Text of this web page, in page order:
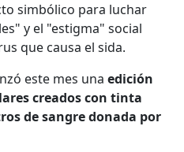
simbólico para luchar
y el "estigma" social
que causa el sida.
este mes unaedición
creados con tinta
de sangre donada por